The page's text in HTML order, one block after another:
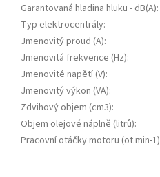
Garantovaná hladina hluku - dB(A):
Typ elektrocentrály:
Jmenovitý proud (A):
Jmenovitá frekvence (Hz):
Jmenovité napětí (V):
Jmenovitý výkon (VA):
Zdvihový objem (cm3):
Objem olejové náplně (litrů):
Pracovní otáčky motoru (ot.min-1)